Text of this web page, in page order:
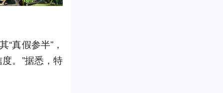
真假参半”，
。”据悉，特